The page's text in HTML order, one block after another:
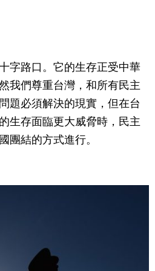
字路口。它的生存正受中華
我們尊重台灣，和所有民主
題必須解決的現實，但在台
生存面臨更大威脅時，民主
團結的方式進行。